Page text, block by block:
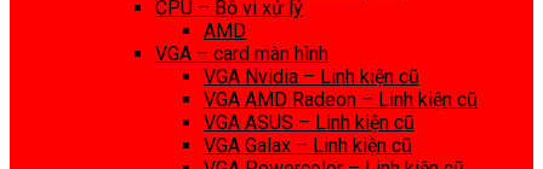
CPU – Bộ vi xử lý
AMD
VGA – card màn hình
VGA Nvidia – Linh kiện cũ
VGA AMD Radeon – Linh kiện cũ
VGA ASUS – Linh kiện cũ
VGA Galax – Linh kiện cũ